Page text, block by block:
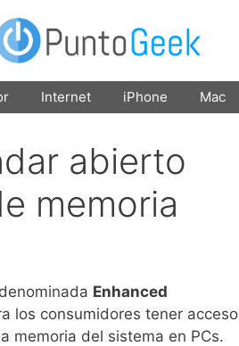
Internet iPhone Mac
abierto
memoria
Enhanced
los consumidores tener acceso
memoria del sistema en PCs.